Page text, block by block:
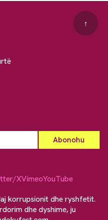
↑
XVimeoYouTube
korrupsionit dhe ryshfetit.
dhe dyshime, ju